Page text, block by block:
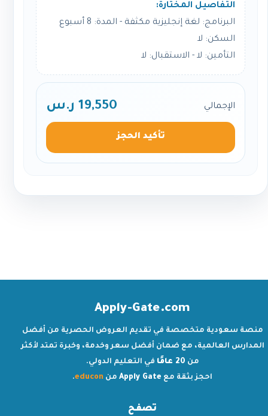
التفاصيل المختارة:
البرنامج: لغة إنجليزية مكثفة - المدة: 8 أسبوع
السكن: لا
التأمين: لا - الاستقبال: لا
الإجمالي 19,550 ر.س
تأكيد الحجز
Apply-Gate.com
منصة سعودية متخصصة في تقديم العروض الحصرية من أفضل
المدارس العالمية، مع ضمان أفضل سعر وخدمة، وخبرة تمتد لأكثر
من 20 عامًا
في التعليم الدولي.
احجز بثقة مع Apply Gate من educon
.
تصفح